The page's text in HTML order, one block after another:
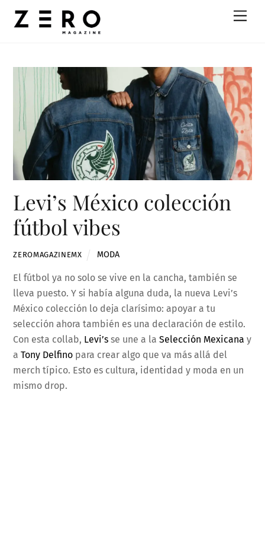
Levi’s México colección
fútbol vibes
ZEROMAGAZINEMX MODA
El fútbol ya no solo se vive en la cancha, también se
lleva puesto. Y si había alguna duda, la nueva Levi’s
México colección lo deja clarísimo: apoyar a tu
selección ahora también es una declaración de estilo.
Con esta collab, Levi’s se une a laSelección Mexicana y
aTony Delfino para crear algo que va más allá del
merch típico. Esto es cultura, identidad y moda en un
mismo drop.